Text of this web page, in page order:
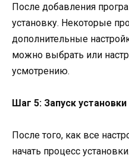
После добавления
установку. Некоторые
дополнительные
можно выбрать или
усмотрению.
Шаг 5: Запуск установки
После того, как все
начать процесс